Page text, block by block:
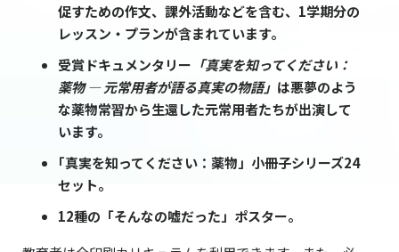
促すための作文、課外活動などを含む、1学期分の
レッスン・プランが含まれています。
受賞ドキュメンタリー 「真実を知ってください：
薬物 ― 元常用者が語る真実の物語」 は悪夢のよう
な薬物常習から生還した元常用者たちが出演して
います。
｢真実を知ってください：薬物」小冊子シリーズ24
セット。
12種の「そんなの嘘だった」ポスター。